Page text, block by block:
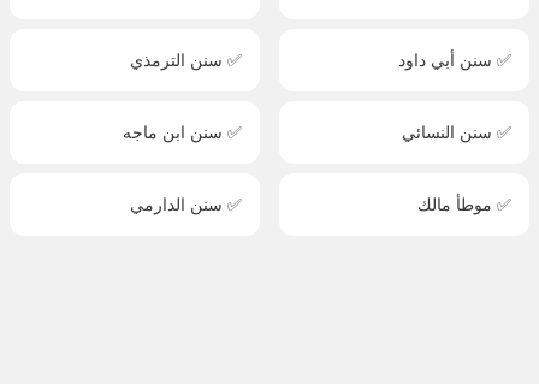
✅ سنن أبي داود ✅ سنن الترمذي
✅ سنن النسائي ✅ سنن ابن ماجه
✅ موطأ مالك ✅ سنن الدارمي